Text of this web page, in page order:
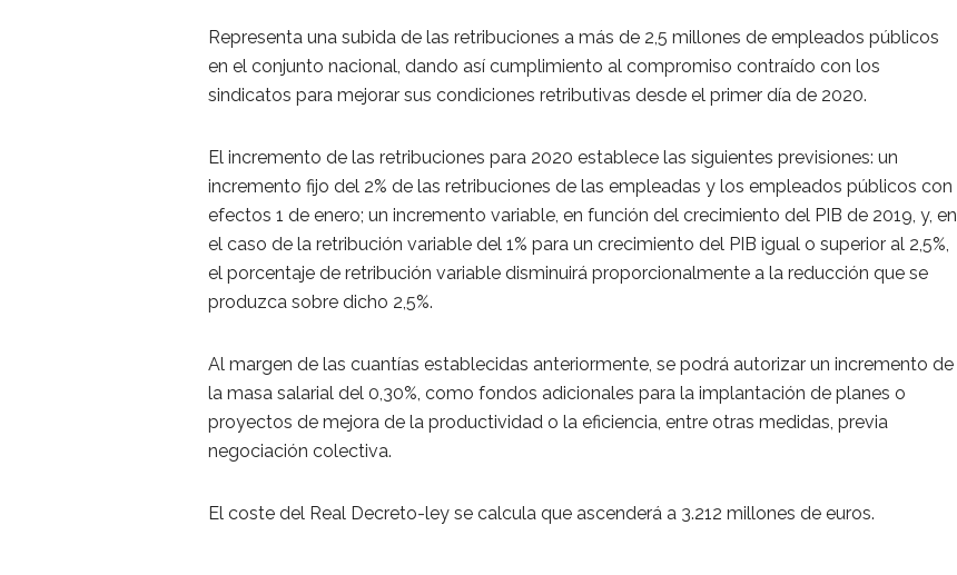
Representa una subida de las retribuciones a más de 2,5 millones de empleados públicos
en el conjunto nacional, dando así cumplimiento al compromiso contraído con los
sindicatos para mejorar sus condiciones retributivas desde el primer día de 2020.
El incremento de las retribuciones para 2020 establece las siguientes previsiones: un
incremento fijo del 2% de las retribuciones de las empleadas y los empleados públicos con
efectos 1 de enero; un incremento variable, en función del crecimiento del PIB de 2019, y, en
el caso de la retribución variable del 1% para un crecimiento del PIB igual o superior al 2,5%,
el porcentaje de retribución variable disminuirá proporcionalmente a la reducción que se
produzca sobre dicho 2,5%.
Al margen de las cuantías establecidas anteriormente, se podrá autorizar un incremento de
la masa salarial del 0,30%, como fondos adicionales para la implantación de planes o
proyectos de mejora de la productividad o la eficiencia, entre otras medidas, previa
negociación colectiva.
El coste del Real Decreto-ley se calcula que ascenderá a 3.212 millones de euros.